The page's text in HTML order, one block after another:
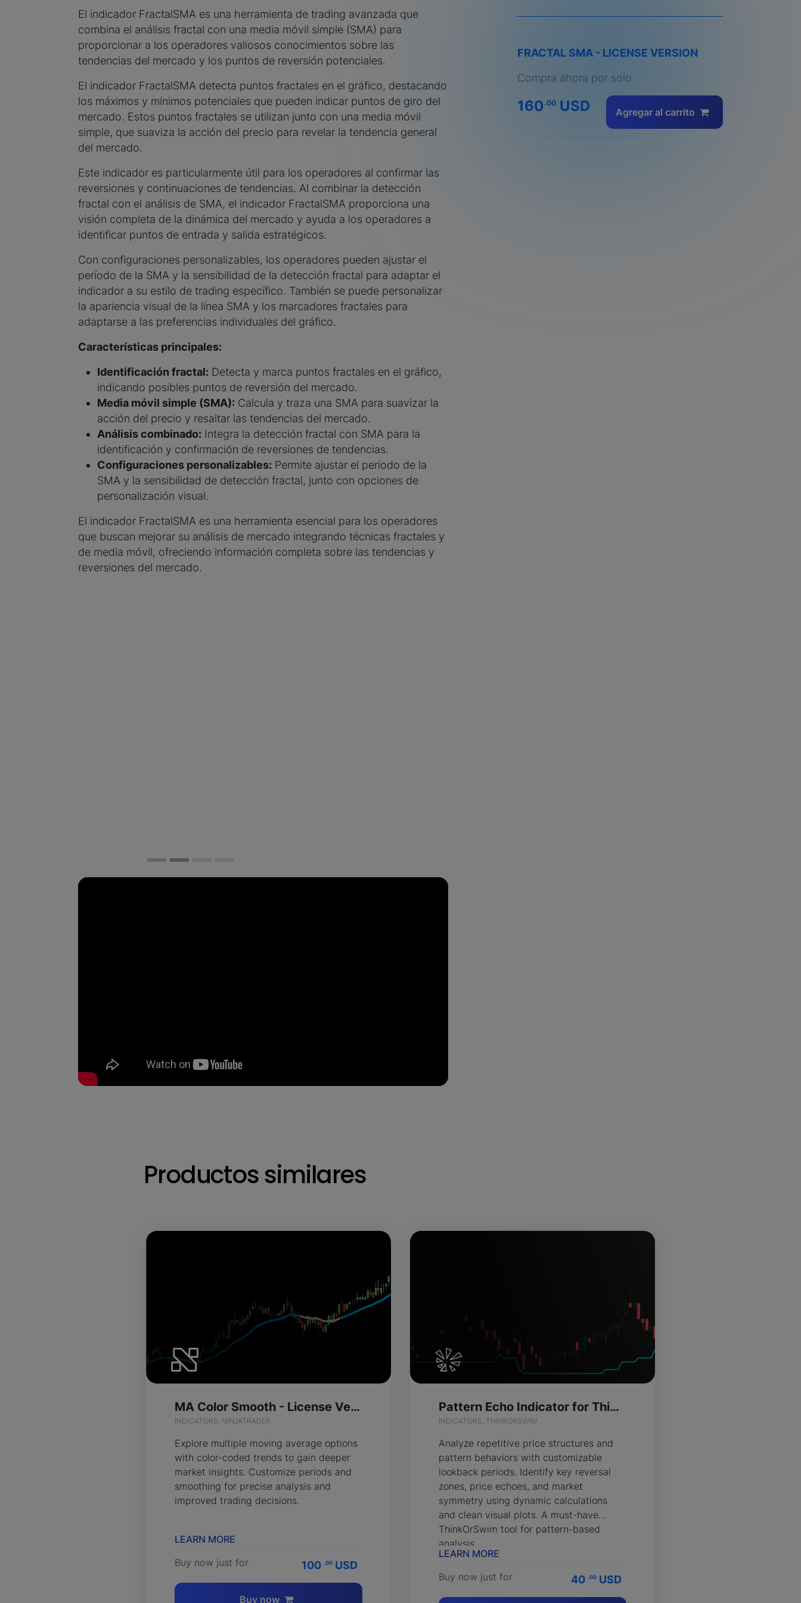
El indicador FractalSMA es una herramienta de trading avanzada que
combina el análisis fractal con una media móvil simple (SMA) para
proporcionar a los operadores valiosos conocimientos sobre las
tendencias del mercado y los puntos de reversión potenciales.
El indicador FractalSMA detecta puntos fractales en el gráfico, destacando
los máximos y mínimos potenciales que pueden indicar puntos de giro del
mercado. Estos puntos fractales se utilizan junto con una media móvil
simple, que suaviza la acción del precio para revelar la tendencia general
del mercado.
Este indicador es particularmente útil para los operadores al confirmar las
reversiones y continuaciones de tendencias. Al combinar la detección
fractal con el análisis de SMA, el indicador FractalSMA proporciona una
visión completa de la dinámica del mercado y ayuda a los operadores a
identificar puntos de entrada y salida estratégicos.
Con configuraciones personalizables, los operadores pueden ajustar el
período de la SMA y la sensibilidad de la detección fractal para adaptar el
indicador a su estilo de trading específico. También se puede personalizar
la apariencia visual de la línea SMA y los marcadores fractales para
adaptarse a las preferencias individuales del gráfico.
Características principales:
Identificación fractal: Detecta y marca puntos fractales en el gráfico,
indicando posibles puntos de reversión del mercado.
Media móvil simple (SMA): Calcula y traza una SMA para suavizar la
acción del precio y resaltar las tendencias del mercado.
Análisis combinado: Integra la detección fractal con SMA para la
identificación y confirmación de reversiones de tendencias.
Configuraciones personalizables: Permite ajustar el período de la
SMA y la sensibilidad de detección fractal, junto con opciones de
personalización visual.
El indicador FractalSMA es una herramienta esencial para los operadores
que buscan mejorar su análisis de mercado integrando técnicas fractales y
de media móvil, ofreciendo información completa sobre las tendencias y
reversiones del mercado.
FRACTAL SMA - LICENSE VERSION
Compra ahora por solo
160.00 USD Agregar al carrito
Productos similares
MA Color Smooth - License Version
INDICATORS, NINJATRADER
Explore multiple moving average options
with color-coded trends to gain deeper
market insights. Customize periods and
smoothing for precise analysis and
improved trading decisions.
LEARN MORE
Buy now just for
100 .00USD
Buy now
Pattern Echo Indicator for ThinkOrSwim
INDICATORS, THINKORSWIM
Analyze repetitive price structures and
pattern behaviors with customizable
lookback periods. Identify key reversal
zones, price echoes, and market
symmetry using dynamic calculations
and clean visual plots. A must-have
ThinkOrSwim tool for pattern-based
analysis.
LEARN MORE
Buy now just for
40 .00USD